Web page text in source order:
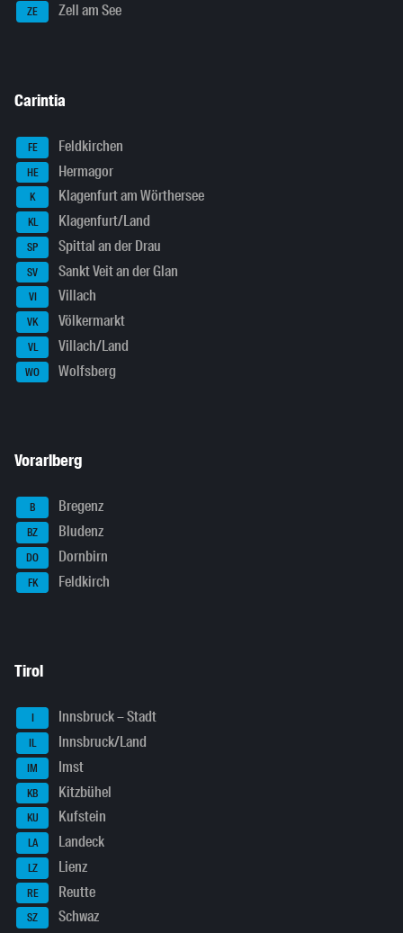
ZE Zell am See
Carintia
FE Feldkirchen
HE Hermagor
K Klagenfurt am Wörthersee
KL Klagenfurt/Land
SP Spittal an der Drau
SV Sankt Veit an der Glan
VI Villach
VK Völkermarkt
VL Villach/Land
WO Wolfsberg
Vorarlberg
B Bregenz
BZ Bludenz
DO Dornbirn
FK Feldkirch
Tirol
I Innsbruck – Stadt
IL Innsbruck/Land
IM Imst
KB Kitzbühel
KU Kufstein
LA Landeck
LZ Lienz
RE Reutte
SZ Schwaz